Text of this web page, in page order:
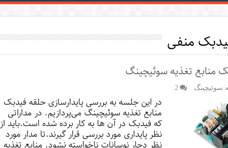
منفی
منابع تغذیه سوئیچینگ
سوئیچینگ 2
در این جلسه به بررسی پایدارسازی حلقه فیدبک
منابع تغذیه سوئیچینگ می‌پردازیم. در مداراتی
که فیدبک در آن ها به کار برده شده است.باید از
نظر پایداری مورد بررسی قرار گیرند.تا مدار مورد
نظر دچار نوسانات ناخواسته نشود. منابع تغذیه